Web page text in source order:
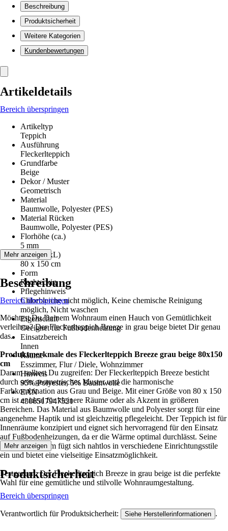
Beschreibung
Produktsicherheit
Weitere Kategorien
Kundenbewertungen
Artikeldetails
Bereich überspringen
Artikeltyp
Teppich
Ausführung
Fleckerlteppich
Grundfarbe
Beige
Dekor / Muster
Geometrisch
Material
Baumwolle, Polyester (PES)
Material Rücken
Baumwolle, Polyester (PES)
Florhöhe (ca.)
5 mm
Maße (BxL)
80 x 150 cm
Form
Rechteckig
Pflegehinweis
Chlorbleiche nicht möglich, Keine chemische Reinigung
möglich, Nicht waschen
Eigenschaft
Geeignet für Fußbodenheizung
Einsatzbereich
Innen
Räume
Esszimmer, Flur / Diele, Wohnzimmer
Hinweis
95% Polyester, 5% Baumwolle
EAN
4306517947521
Mehr anzeigen
Beschreibung
Bereich überspringen
Möchtest Du Deinem Wohnraum einen Hauch von Gemütlichkeit
verleihen? Der Fleckerlteppich Breeze in grau beige bietet Dir genau
das.
Produktmerkmale des Fleckerlteppich Breeze grau beige 80x150
cm
Darum solltest Du zugreifen: Der Fleckerlteppich Breeze besticht
durch sein geometrisches Muster und die harmonische
Farbkombination aus Grau und Beige. Mit einer Größe von 80 x 150
cm ist er ideal für kleinere Räume oder als Akzent in größeren
Bereichen. Das Material aus Baumwolle und Polyester sorgt für eine
angenehme Haptik und ist gleichzeitig pflegeleicht. Der Teppich ist für
Innenräume konzipiert und eignet sich hervorragend für den Einsatz
auf Fußbodenheizungen, da er die Wärme optimal durchlässt. Seine
rechteckige Form fügt sich nahtlos in verschiedene Einrichtungsstile
ein und bietet eine vielseitige Einsatzmöglichkeit.
Festgezurrt: Der Fleckerlteppich Breeze in grau beige ist die perfekte
Wahl für eine gemütliche und stilvolle Wohnraumgestaltung.
Mehr anzeigen
Produktsicherheit
Bereich überspringen
Verantwortlich für Produktsicherheit: Siehe Herstellerinformationen .